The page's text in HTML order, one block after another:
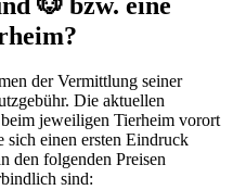
der Vermittlung seiner
Die aktuellen
jeweiligen Tierheim vorort
sich einen ersten Eindruck
den folgenden Preisen
sind: